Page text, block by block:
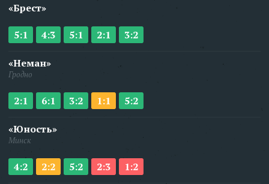
«Брест»
5:1 4:3 5:1 2:1 3:2
«Неман»
Гродно
2:1 6:1 3:2 1:1 5:2
«Юность»
Минск
4:2 2:2 5:2 2:3 1:2